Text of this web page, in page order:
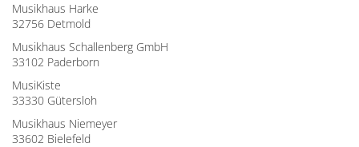
Musikhaus Harke
32756 Detmold
Musikhaus Schallenberg GmbH
33102 Paderborn
MusiKiste
33330 Gütersloh
Musikhaus Niemeyer
33602 Bielefeld